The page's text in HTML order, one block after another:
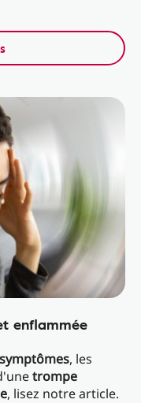
enflammée
symptômes, les
trompe
, lisez notre article.